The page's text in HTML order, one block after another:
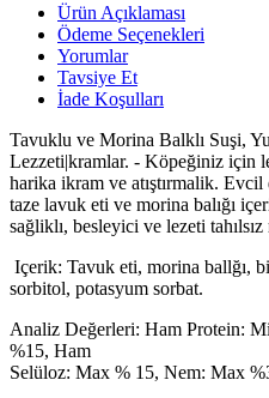
Ürün Açıklaması
Ödeme Seçenekleri
Yorumlar
Tavsiye Et
İade Koşulları
Tavuklu ve Morina Balklı Suşi,
Lezzeti|kramlar. - Köpeğiniz için
harika ikram ve atıştırmalik.
taze lavuk eti ve morina balığı
sağliklı, besleyici ve lezeti tahılsız
Içerik: Tavuk eti, morina ballğı,
sorbitol, potasyum sorbat.
Analiz Değerleri: Ham Protein:
%15, Ham
Selüloz: Max % 15, Nem: Max